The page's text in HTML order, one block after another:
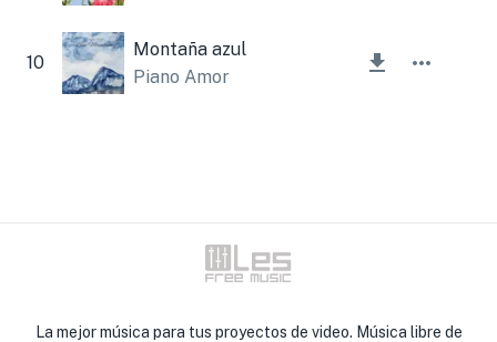
10
Montaña azul
Piano Amor
La mejor música para tus proyectos de video. Música libre de